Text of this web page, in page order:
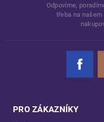
Odpovíme,
třeba na
Facebook
PRO ZÁKAZNÍKY